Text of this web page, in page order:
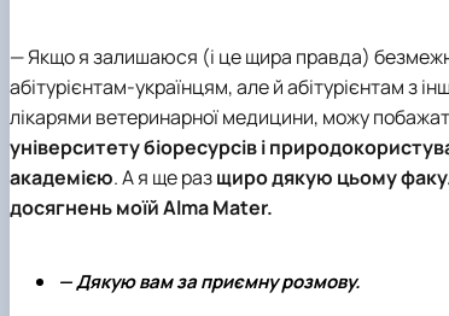
— Якщо я залишаюся (і це щира правда)
абітурієнтам-українцям, але й абітурієнтам з
лікарями ветеринарної медицини, можу
університету біоресурсів і
академією. А я ще разщиро дякую цьому
досягнень моїй Alma Mater.
— Дякую вам за приємну розмову.